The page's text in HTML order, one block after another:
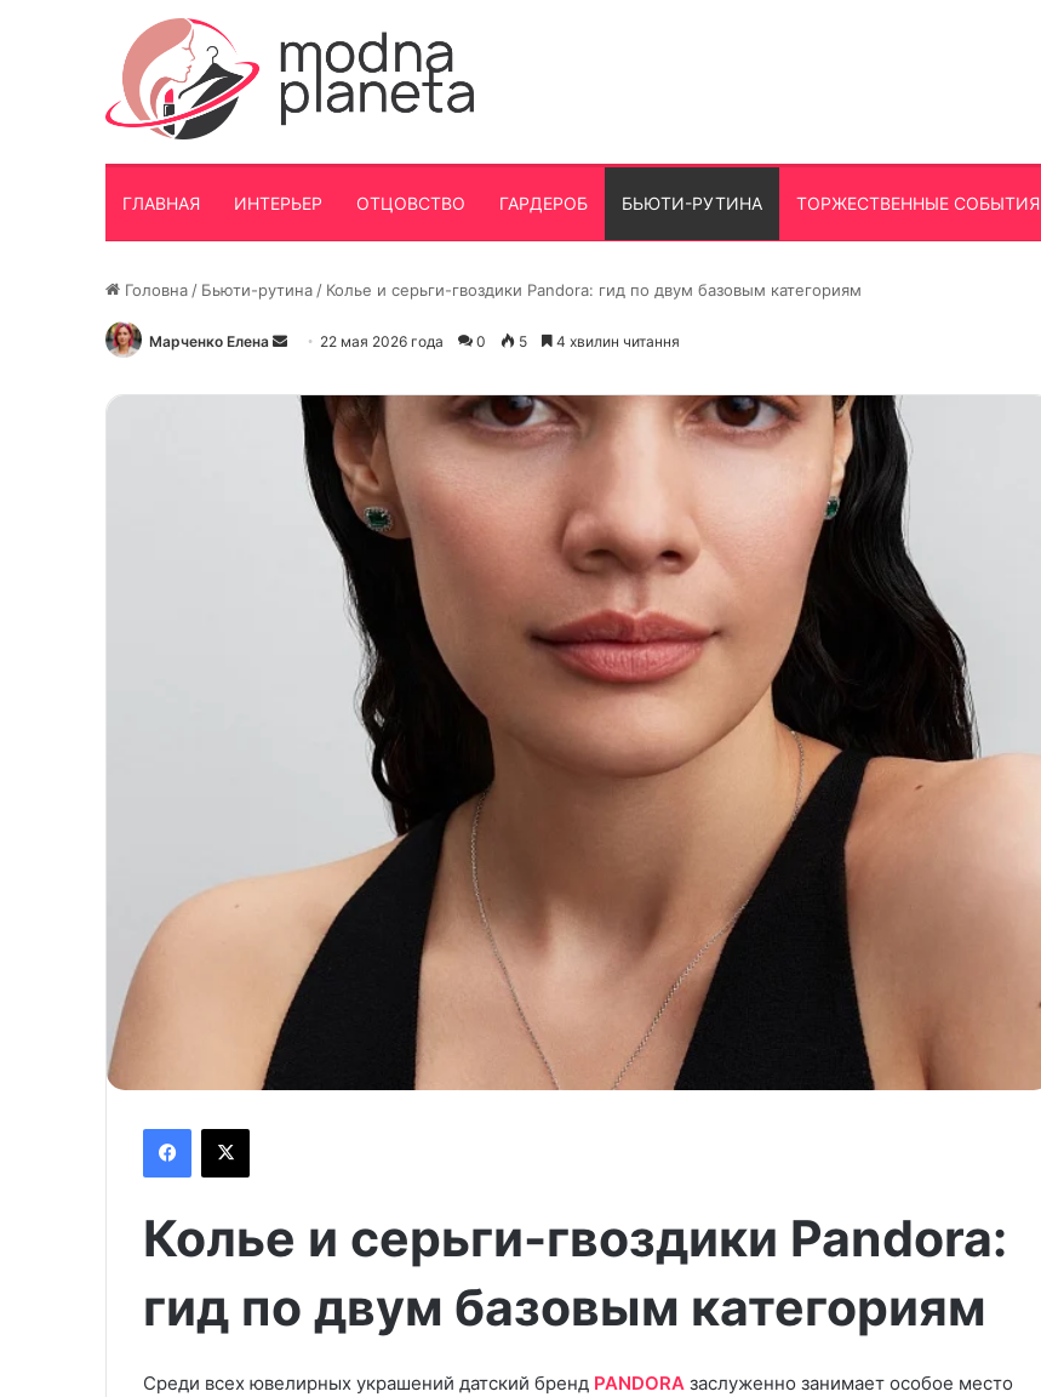
ГЛАВНАЯ ИНТЕРЬЕР ОТЦОВСТВО ГАРДЕРОБ БЬЮТИ-РУТИНА ТОРЖЕСТВЕННЫЕ СОБЫТИЯ
Головна / Бьюти-рутина / Колье и серьги-гвоздики Pandora: гид по двум базовым категориям
Марченко Елена
Отправить
22 мая 2026 года 0 5 4 хвилин читання
Колье и серьги-гвоздики Pandora:
гид по двум базовым категориям
Среди всех ювелирных украшений датский бренд PANDORA заслуженно занимает особое место